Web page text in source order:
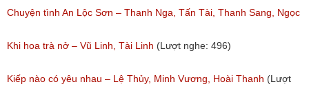
(Lượt nghe: 2,624)
nghe: 924)
Chuyện tình An Lộc Sơn – Thanh Nga, Tấn Tài, Thanh Sang, Ngọc
Giàu
(Lượt nghe: 1,251)
Khi hoa trà nở – Vũ Linh, Tài Linh (Lượt nghe: 496)
Kiếp nào có yêu nhau – Lệ Thủy, Minh Vương, Hoài Thanh (Lượt